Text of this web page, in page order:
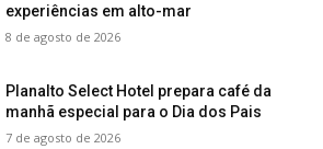
experiências em alto-mar
8 de agosto de 2026
Planalto Select Hotel prepara café da
manhã especial para o Dia dos Pais
7 de agosto de 2026